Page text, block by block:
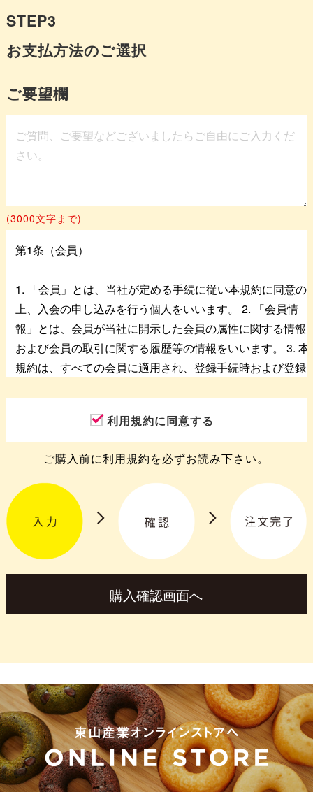
STEP3
お支払方法のご選択
ご要望欄
(3000文字まで)
利用規約に同意する
ご購入前に利用規約を必ずお読み下さい。